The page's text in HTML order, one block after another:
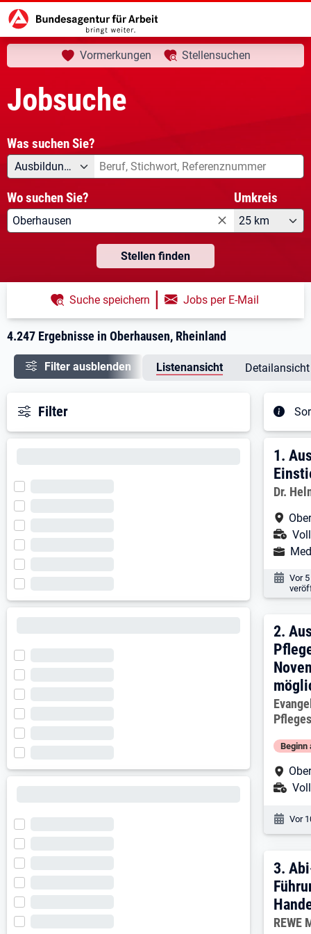
Startseite Jobsuche aktuelle Seite:
Ihre Suche
Vormerkungen Stellensuchen
Jobsuche
Was suchen Sie?
Angebotsart
Ausbildung/Duales Studium
Was suchen Sie?
Wo suchen Sie? Umkreis
25 km
Stellen finden
4.247 Ergebnisse in Oberhausen, Rheinland
Suche speichern | Jobs per E-Mail
Filter ausblenden Listenansicht Detailansicht
Filter
1.
1.
Dr.
Vor
2.
2.
Beginn
Vor
3.
3.
REWE